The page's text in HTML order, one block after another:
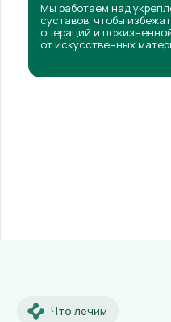
Мы работаем над
суставов, чтобы
операций и
от искусственных
Что лечим